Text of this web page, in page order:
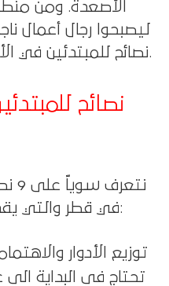
الأصعدة. ومن
ليصبحوا رجال أعمال
نصائح للمبتدئين في الأعمال في قطر مفيدة جداً.
في قطر والتي يقدمها الخبراء والمتخصصين:
توزيع الأدوار
تحتاج فى البداية